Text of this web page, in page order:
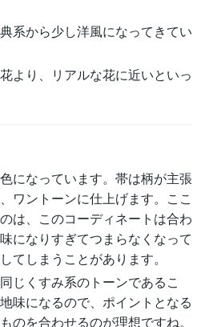
系から少し洋風になってきてい
より、リアルな花に近いといっ
になっています。帯は柄が主張
ワントーンに仕上げます。ここ
は、このコーディネートは合わ
になりすぎてつまらなくなって
てしまうことがあります。
じくすみ系のトーンであるこ
味になるので、ポイントとなる
のを合わせるのが理想ですね。